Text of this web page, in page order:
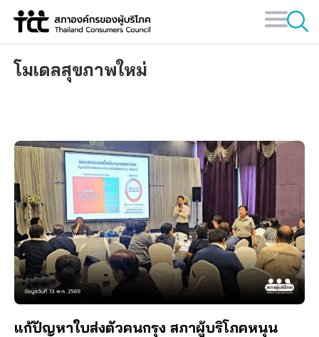
Skip
โมเดลสุขภาพใหม่
แก้ปัญหาใบส่งตัวคนกรุง สภาผู้บริโภคหนุน